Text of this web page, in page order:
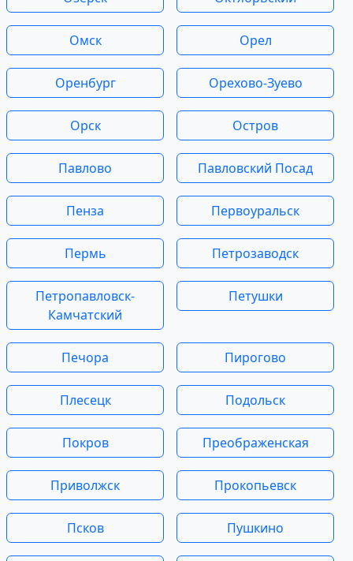
Омск Орел
Оренбург Орехово-Зуево
Орск Остров
Павлово Павловский Посад
Пенза Первоуральск
Пермь Петрозаводск
Петропавловск-
Камчатский
Петушки
Печора Пирогово
Плесецк Подольск
Покров Преображенская
Приволжск Прокопьевск
Псков Пушкино